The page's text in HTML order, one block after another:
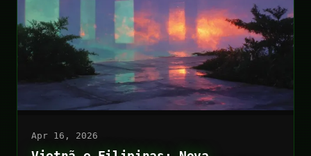
Apr 16, 2026